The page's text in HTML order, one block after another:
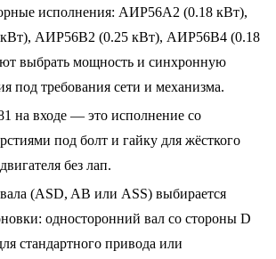
исполнения: АИР56A2 (0.18 кВт),
АИР56B2 (0.25 кВт), АИР56B4 (0.18
выбрать мощность и синхронную
под требования сети и механизма.
на входе — это исполнение со
под болт и гайку для жёсткого
без лап.
(ASD, AB или ASS) выбирается
односторонний вал со стороны D
стандартного привода или